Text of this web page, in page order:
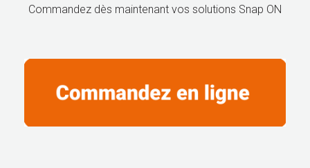
Commandez dès maintenant vos solutions Snap ON